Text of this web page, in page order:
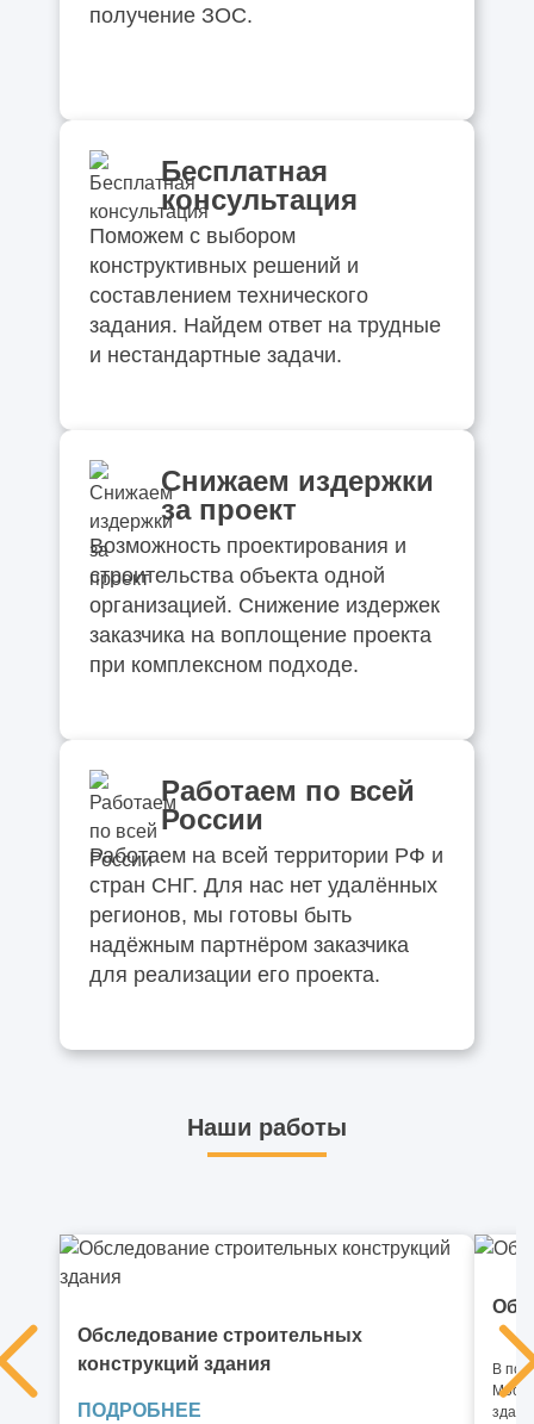
получение ЗОС.
Бесплатная
консультация
Поможем с выбором
конструктивных решений и
составлением технического
задания. Найдем ответ на трудные
и нестандартные задачи.
Снижаем издержки
за проект
Возможность проектирования и
строительства объекта одной
организацией. Снижение издержек
заказчика на воплощение проекта
при комплексном подходе.
Работаем по всей
России
Работаем на всей территории РФ и
стран СНГ. Для нас нет удалённых
регионов, мы готовы быть
надёжным партнёром заказчика
для реализации его проекта.
Наши работы
Обследование строительных
конструкций здания
ПОДРОБНЕЕ
В